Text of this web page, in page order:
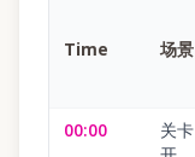
Time 场景
00:00
关卡